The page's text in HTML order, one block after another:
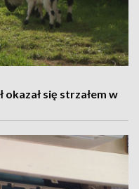
okazał się strzałem w